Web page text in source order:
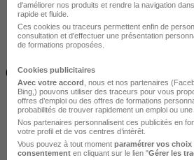
(14h)
d'améliorer nos produits et rendre la navigation
rapide et fluide.
Ces cookies ou traceurs permettent enfin de
consultation et d'effectuer une présentation
de formations proposées.
Cookies publicitaires
Avec votre accord , nous et nos partenaires
Bing,) pouvons utiliser des traceurs pour vous
offres d’emploi ou des offres de formations
probabilités de trouver rapidement un emploi ou une
Nos partenaires personnalisent ces publicités en
votre profil et de vos centres d’intérêt.
Vous pouvez à tout moment paramétrer vos choix
consentement en cliquant sur le lien "Gérer les